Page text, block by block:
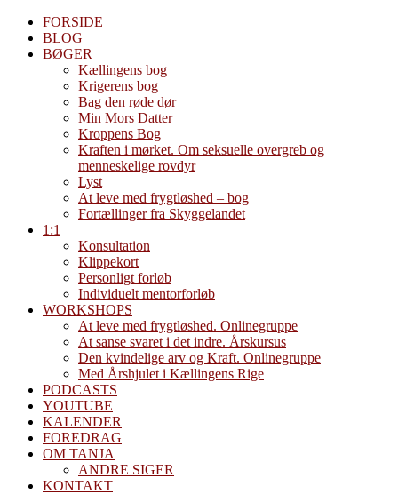
FORSIDE
BLOG
BØGER
Kællingens bog
Krigerens bog
Bag den røde dør
Min Mors Datter
Kroppens Bog
Kraften i mørket. Om seksuelle overgreb og
menneskelige rovdyr
Lyst
At leve med frygtløshed – bog
Fortællinger fra Skyggelandet
1:1
Konsultation
Klippekort
Personligt forløb
Individuelt mentorforløb
WORKSHOPS
At leve med frygtløshed. Onlinegruppe
At sanse svaret i det indre. Årskursus
Den kvindelige arv og Kraft. Onlinegruppe
Med Årshjulet i Kællingens Rige
PODCASTS
YOUTUBE
KALENDER
FOREDRAG
OM TANJA
ANDRE SIGER
KONTAKT